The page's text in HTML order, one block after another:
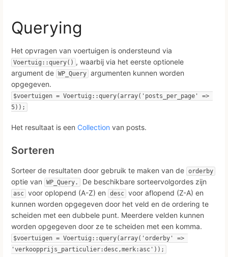
Querying
Het opvragen van voertuigen is ondersteund via
Voertuig::query() , waarbij via het eerste optionele
argument de WP_Query argumenten kunnen worden
opgegeven.
$voertuigen = Voertuig::query(array('posts_per_page' =>
5));
Het resultaat is een Collection van posts.
Sorteren
Sorteer de resultaten door gebruik te maken van de orderby
optie van WP_Query. De beschikbare sorteervolgordes zijn
asc voor oplopend (A-Z) en desc voor aflopend (Z-A) en
kunnen worden opgegeven door het veld en de ordering te
scheiden met een dubbele punt. Meerdere velden kunnen
worden opgegeven door ze te scheiden met een komma.
$voertuigen = Voertuig::query(array('orderby' =>
'verkoopprijs_particulier:desc,merk:asc'));